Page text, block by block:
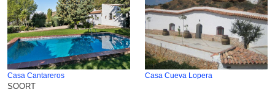
Casa Cantareros Casa Cueva Lopera
SOORT